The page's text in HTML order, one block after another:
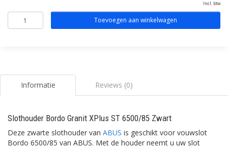
Incl. btw
Toevoegen aan winkelwagen
Informatie Reviews (0)
Slothouder Bordo Granit XPlus ST 6500/85 Zwart
Deze zwarte slothouder van ABUS is geschikt voor vouwslot
Bordo 6500/85 van ABUS. Met de houder neemt u uw slot